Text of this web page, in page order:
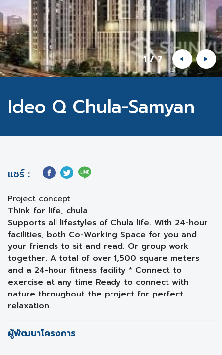
1/7
Ideo Q Chula-Samyan
แชร์ :
Project concept
Think for life, chula
Supports all lifestyles of Chula life. With 24-hour
facilities, both Co-Working Space for you and
your friends to sit and read. Or group work
together. A total of over 1,500 square meters
and a 24-hour fitness facility * Connect to
exercise at any time Ready to connect with
nature throughout the project for perfect
relaxation
ผู้พัฒนาโครงการ